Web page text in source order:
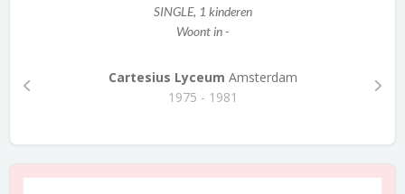
SINGLE, 1 kinderen
Woont in -
Cartesius Lyceum Amsterdam
1975 - 1981